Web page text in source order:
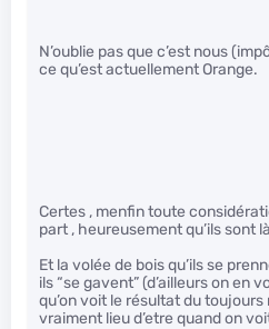
N’oublie pas que c’est nous
ce qu’est actuellement Orange.
Certes , menfin toute
part , heureusement qu’ils sont
Et la volée de bois qu’ils se
ils “se gavent” (d’ailleurs on en
qu’on voit le résultat du toujours
vraiment lieu d’etre quand on